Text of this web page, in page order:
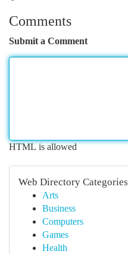
Comments
Submit a Comment
HTML is allowed
Web Directory Categories
Arts
Business
Computers
Games
Health